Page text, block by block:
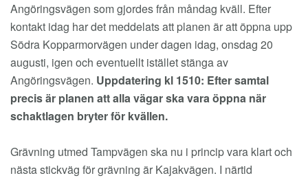
Angöringsvägen som gjordes från måndag kväll. Efter
kontakt idag har det meddelats att planen är att öppna upp
Södra Kopparmorvägen under dagen idag, onsdag 20
augusti, igen och eventuellt istället stänga av
Angöringsvägen. Uppdatering kl 1510: Efter samtal
precis är planen att alla vägar ska vara öppna när
schaktlagen bryter för kvällen.
Grävning utmed Tampvägen ska nu i princip vara klart och
nästa stickväg för grävning är Kajakvägen. I närtid